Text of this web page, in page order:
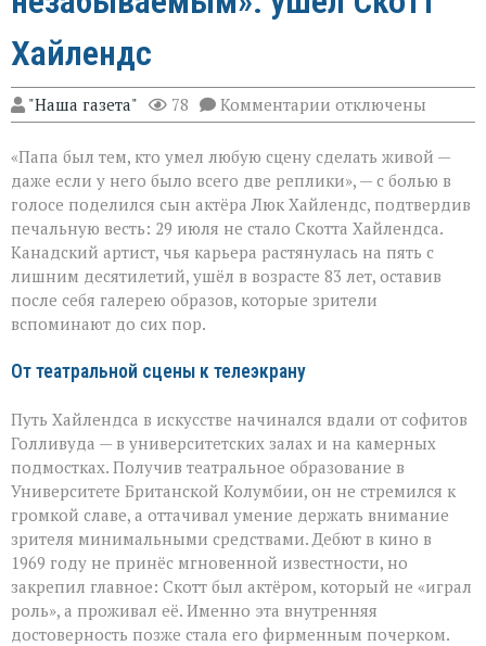
Хайлендс
"Наша газета" 78 Комментарии к
записи
умел
делать
второстепенное
незабываемым»:
ушёл
Скотт
Хайлендс
отключены
«Папа был тем, кто умел любую сцену сделать живой —
даже если у него было всего две реплики», — с болью в
голосе поделился сын актёра Люк Хайлендс, подтвердив
печальную весть: 29 июля не стало Скотта Хайлендса.
Канадский артист, чья карьера растянулась на пять с
лишним десятилетий, ушёл в возрасте 83 лет, оставив
после себя галерею образов, которые зрители
вспоминают до сих пор.
От театральной сцены к телеэкрану
Путь Хайлендса в искусстве начинался вдали от софитов
Голливуда — в университетских залах и на камерных
подмостках. Получив театральное образование в
Университете Британской Колумбии, он не стремился к
громкой славе, а оттачивал умение держать внимание
зрителя минимальными средствами. Дебют в кино в
1969 году не принёс мгновенной известности, но
закрепил главное: Скотт был актёром, который не «играл
роль», а проживал её. Именно эта внутренняя
достоверность позже стала его фирменным почерком.